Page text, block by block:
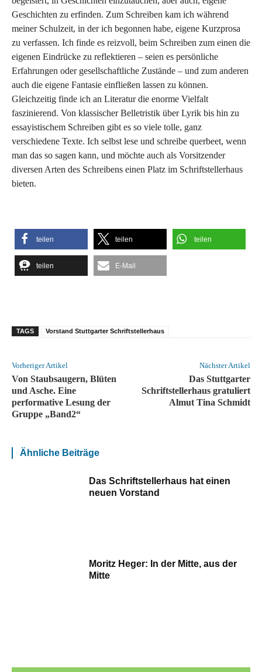
Geschichten zu erfinden. Zum Schreiben kam ich während
meiner Schulzeit, in der ich begonnen habe, eigene Kurzprosa
zu verfassen. Ich finde es reizvoll, beim Schreiben zum einen die
eigenen Eindrücke zu reflektieren – seien es persönliche
Erfahrungen oder gesellschaftliche Zustände – und zum anderen
auch die eigene Fantasie einfließen lassen zu können.
Gleichzeitig finde ich an Literatur die enorme Vielfalt
faszinierend. Von klassischer Belletristik über Lyrik bis hin zu
essayistischem Schreiben gibt es so viele tolle, ganz
verschiedene Texte. Ich selbst lese und schreibe querbeet, wenn
man das so sagen kann, und möchte auch als Vorsitzender
diversen Arten des Schreibens einen Platz im Schriftstellerhaus
bieten.
teilen teilen teilen
teilen E-Mail
TAGS Vorstand Stuttgarter Schriftstellerhaus
Vorheriger Artikel
Von Staubsaugern, Blüten
und Asche. Eine
performative Lesung der
Gruppe „Band2“
Nächster Artikel
Das Stuttgarter
Schriftstellerhaus gratuliert
Almut Tina Schmidt
Ähnliche Beiträge
Das Schriftstellerhaus hat einen
neuen Vorstand
Moritz Heger: In der Mitte, aus der
Mitte